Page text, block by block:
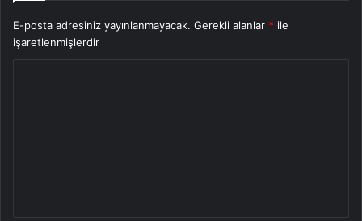
E-posta adresiniz yayınlanmayacak. Gerekli alanlar * ile
işaretlenmişlerdir